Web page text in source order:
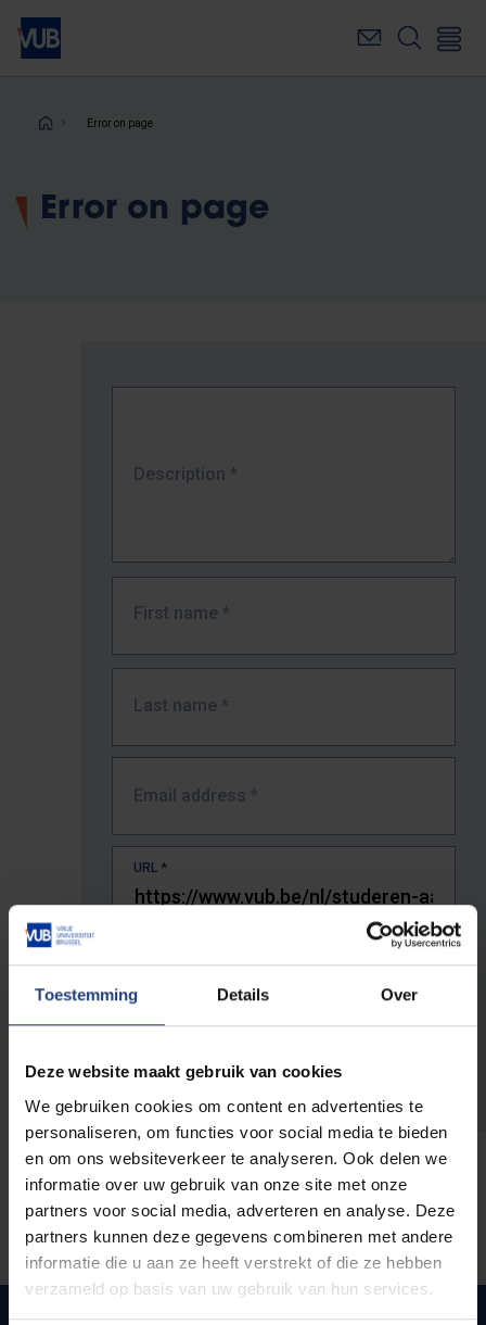
Toestemming Details Over
Deze website maakt gebruik van cookies
We gebruiken cookies om content en advertenties te
personaliseren, om functies voor social media te bieden
en om ons websiteverkeer te analyseren. Ook delen we
informatie over uw gebruik van onze site met onze
partners voor social media, adverteren en analyse. Deze
partners kunnen deze gegevens combineren met andere
informatie die u aan ze heeft verstrekt of die ze hebben
verzameld op basis van uw gebruik van hun services.
Skip
main
Breadcrumb
Error on page
Error on page
Description *
First name *
Last name *
Email address *
URL *
The full URL of the page where you encountered the error.